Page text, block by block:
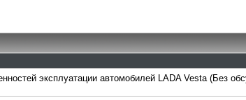
эксплуатации автомобилей LADA Vesta (Без